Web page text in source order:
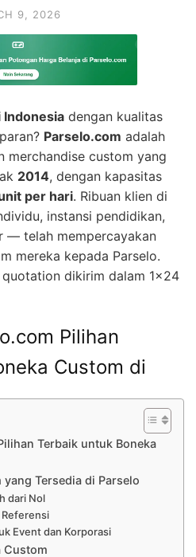
9, 2026
Indonesia dengan kualitas
Parselo.com adalah
merchandise custom yang
2014, dengan kapasitas
per hari. Ribuan klien di
instansi pendidikan,
— telah mempercayakan
mereka kepada Parselo.
quotation dikirim dalam 1×24
Pilihan
Custom di
Terbaik untuk Boneka
Tersedia di Parselo
dari Nol
Referensi
Event dan Korporasi
Custom